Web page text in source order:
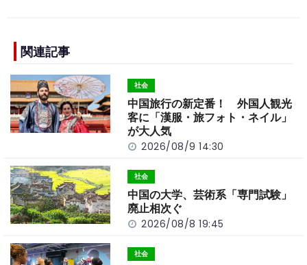
e
b
o
o
k
n
k
関連記事
社会
中国旅行の新定番！ 外国人観光
客に「漢服・旅フォト・ネイル」
が大人気
2026/08/9 14:30
社会
中国の大学、芸術系「専門試験」
廃止相次ぐ
2026/08/8 19:45
社会